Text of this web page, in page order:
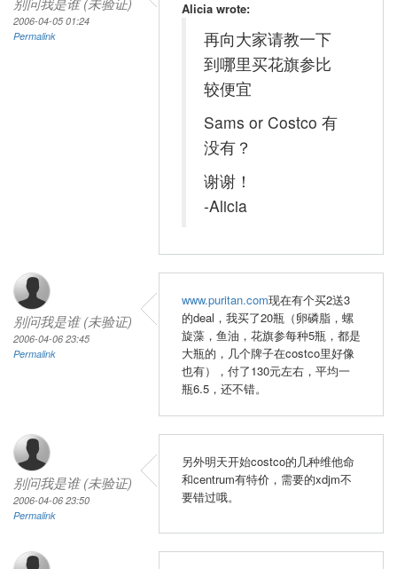
2006-04-05 01:24
Permalink
Alicia wrote:
再向大家请教一下
到哪里买花旗参比
较便宜
Sams or Costco 有
没有？
谢谢！
-Alicia
别问我是谁 (未验证)
2006-04-06 23:45
Permalink
www.puritan.com现在有个买2送3
的deal，我买了20瓶（卵磷脂，螺
旋藻，鱼油，花旗参每种5瓶，都是
大瓶的，几个牌子在costco里好像
也有），付了130元左右，平均一
瓶6.5，还不错。
别问我是谁 (未验证)
2006-04-06 23:50
Permalink
另外明天开始costco的几种维他命
和centrum有特价，需要的xdjm不
要错过哦。